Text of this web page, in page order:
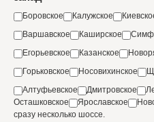
Коммерческая недвижимость
Боровское Калужское
Варшавское Каширское
Егорьевское Казанское
Горьковское Носовихинское
Алтуфьевское Дмитровское
Осташковское
Ярославское
сразу несколько шоссе.